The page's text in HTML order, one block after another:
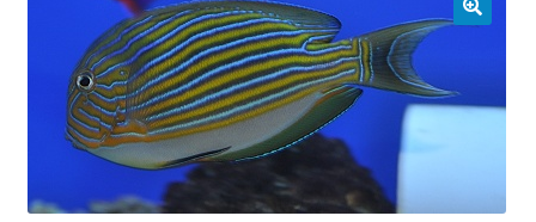
Můj účet
Obchod
Pokladna